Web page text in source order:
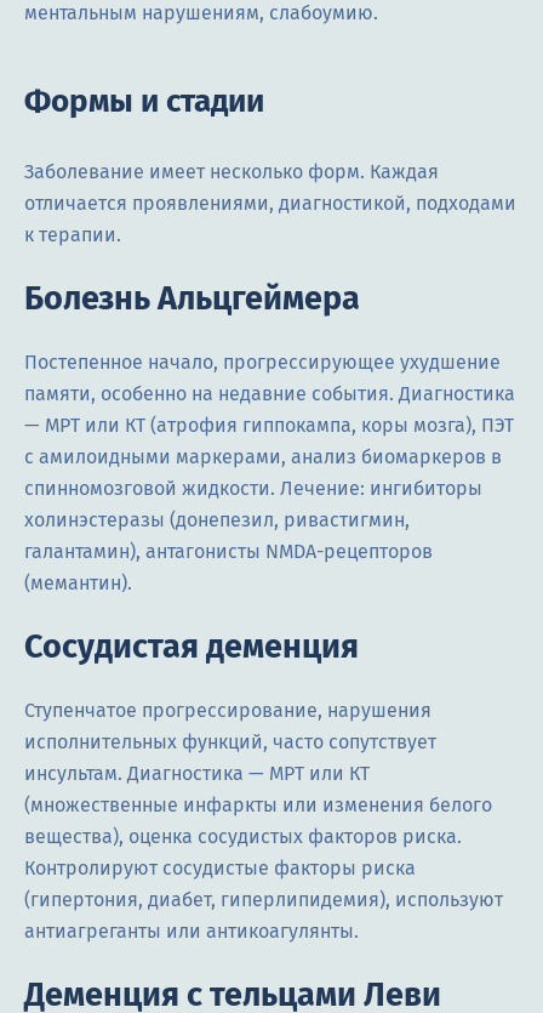
ментальным нарушениям, слабоумию.
Формы и стадии
Заболевание имеет несколько форм. Каждая
отличается проявлениями, диагностикой, подходами
к терапии.
Болезнь Альцгеймера
Постепенное начало, прогрессирующее ухудшение
памяти, особенно на недавние события. Диагностика
— МРТ или КТ (атрофия гиппокампа, коры мозга), ПЭТ
с амилоидными маркерами, анализ биомаркеров в
спинномозговой жидкости. Лечение: ингибиторы
холинэстеразы (донепезил, ривастигмин,
галантамин), антагонисты NMDA-рецепторов
(мемантин).
Сосудистая деменция
Ступенчатое прогрессирование, нарушения
исполнительных функций, часто сопутствует
инсультам. Диагностика — МРТ или КТ
(множественные инфаркты или изменения белого
вещества), оценка сосудистых факторов риска.
Контролируют сосудистые факторы риска
(гипертония, диабет, гиперлипидемия), используют
антиагреганты или антикоагулянты.
Деменция с тельцами Леви